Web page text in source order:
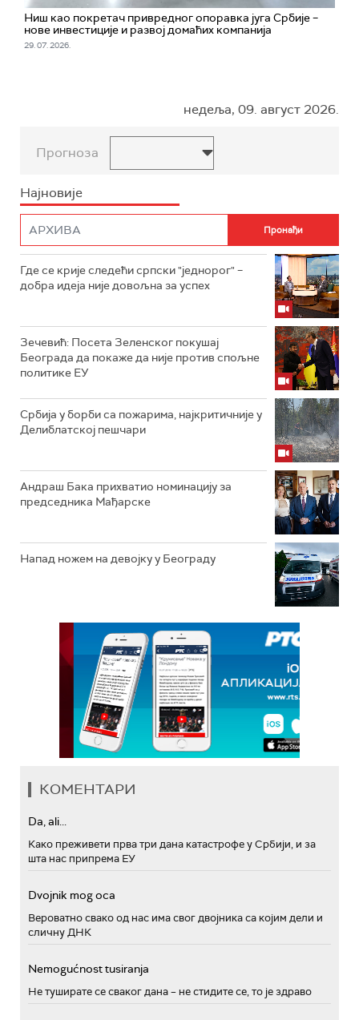
Ниш као покретач привредног опоравка југа Србије –
нове инвестиције и развој домаћих компанија
29. 07. 2026.
недеља, 09. август 2026.
Прогноза
Најновије
Где се крије следећи српски "једнорог" –
добра идеја није довољна за успех
Зечевић: Посета Зеленског покушај
Београда да покаже да није против спољне
политике ЕУ
Србија у борби са пожарима, најкритичније у
Делиблатској пешчари
Андраш Бака прихватио номинацију за
председника Мађарске
Напад ножем на девојку у Београду
КОМЕНТАРИ
Da, ali...
Како преживети прва три дана катастрофе у Србији, и за
шта нас припрема ЕУ
Dvojnik mog oca
Вероватно свако од нас има свог двојника са којим дели и
сличну ДНК
Nemogućnost tusiranja
Не туширате се сваког дана – не стидите се, то је здраво